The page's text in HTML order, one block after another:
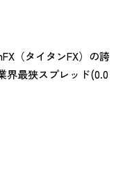
（タイタンFX）の誇
界最狭スプレッド(0.0